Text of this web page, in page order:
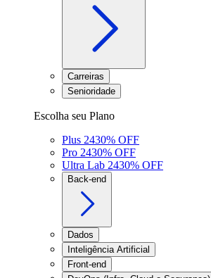
Carreiras
Senioridade
Escolha seu Plano
Plus 2430% OFF
Pro 2430% OFF
Ultra Lab 2430% OFF
Back-end
Dados
Inteligência Artificial
Front-end